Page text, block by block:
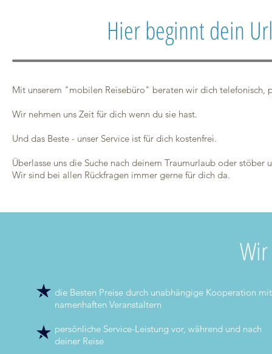
Hier beginnt dein
Mit unserem "mobilen Reisebüro" beraten wir dich telefonisch,
Wir nehmen uns Zeit für dich wenn du sie hast.
Und das Beste - unser Service ist für dich kostenfrei.
Überlasse uns die Suche nach deinem Traumurlaub oder
Wir sind bei allen Rückfragen immer gerne für dich da.
die Besten Preise durch unabhängige Kooperation mit
namenhaften Veranstaltern
persönliche Service-Leistung vor, während und nach
deiner Reise